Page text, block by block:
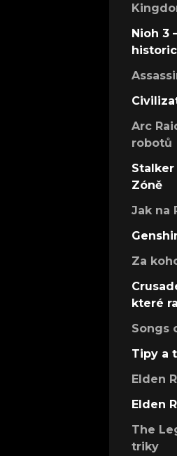
Nioh 3
Arc
robotů
Zóně
Jak na
Za
které
Songs
Tipy a
Elden
Elden
The
triky